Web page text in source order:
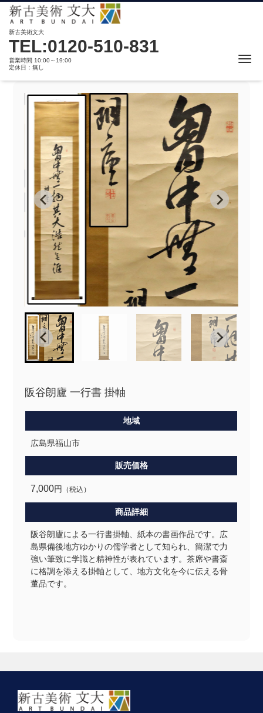
新古美術文大
TEL:0120-510-831
営業時間 10:00～19:00
定休日：無し
阪谷朗廬 一行書 掛軸
地域
広島県福山市
販売価格
7,000円 （税込）
商品詳細
阪谷朗廬による一行書掛軸、紙本の書画作品です。広
島県備後地方ゆかりの儒学者として知られ、簡潔で力
強い筆致に学識と精神性が表れています。茶席や書斎
に格調を添える掛軸として、地方文化を今に伝える骨
董品です。